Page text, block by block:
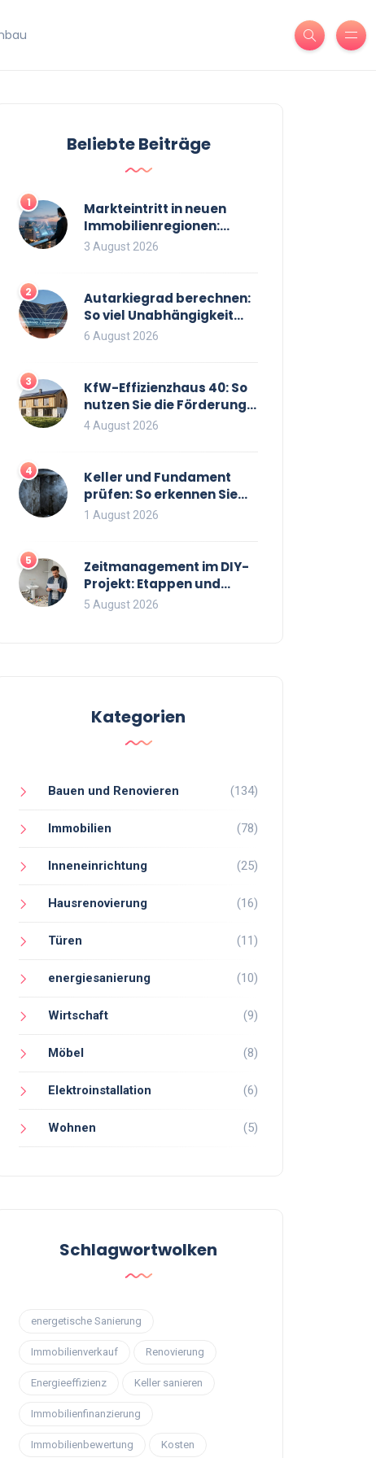
Beliebte Beiträge
1
Markteintritt in neuen
Immobilienregionen:
Strategien, Risiken und
3 August 2026
2
Autarkiegrad berechnen:
So viel Unabhängigkeit
bringt Ihre PV-Anlage mit
6 August 2026
3
KfW-Effizienzhaus 40: So
nutzen Sie die Förderung
optimal für Neubau und
4 August 2026
4
Keller und Fundament
prüfen: So erkennen Sie
Risse und Feuchtigkeit bei
1 August 2026
5
Zeitmanagement im DIY-
Projekt: Etappen und
Puffer richtig planen
5 August 2026
Kategorien
Bauen und Renovieren (134)
Immobilien (78)
Inneneinrichtung (25)
Hausrenovierung (16)
Türen (11)
energiesanierung (10)
Wirtschaft (9)
Möbel (8)
Elektroinstallation (6)
Wohnen (5)
Schlagwortwolken
energetische Sanierung
Immobilienverkauf Renovierung
Energieeffizienz Keller sanieren
Immobilienfinanzierung
Immobilienbewertung Kosten